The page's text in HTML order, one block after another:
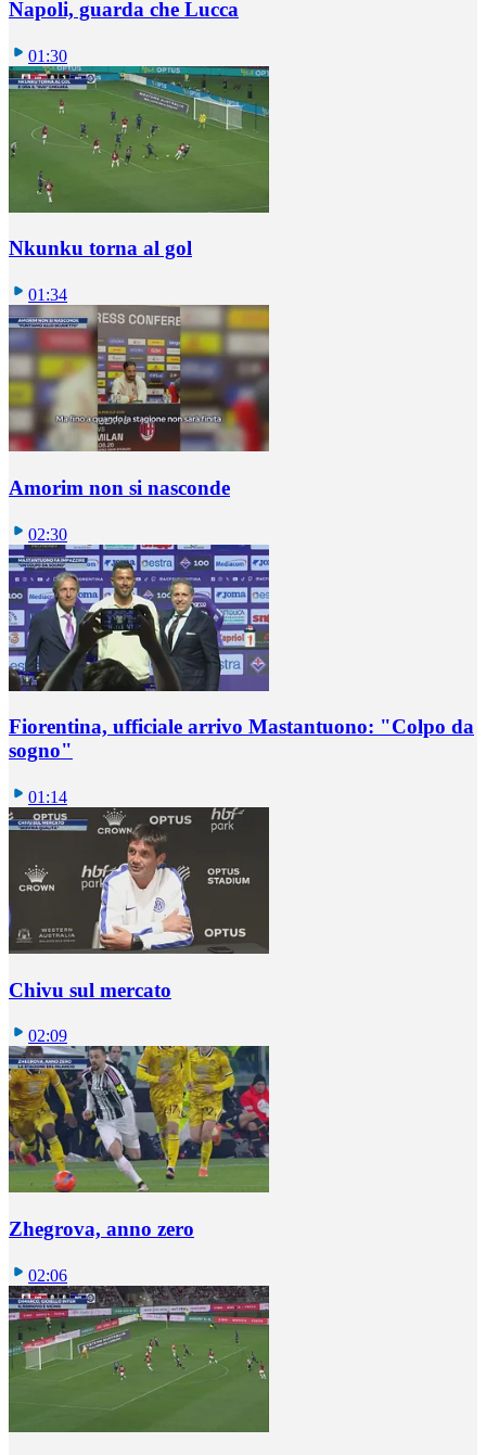
Napoli, guarda che Lucca
01:30
Nkunku torna al gol
01:34
Amorim non si nasconde
02:30
Fiorentina, ufficiale arrivo Mastantuono: "Colpo da
sogno"
01:14
Chivu sul mercato
02:09
Zhegrova, anno zero
02:06